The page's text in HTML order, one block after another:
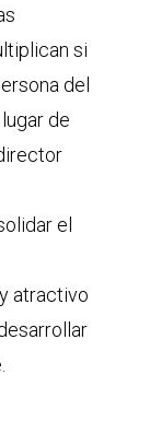
si
del
de
el
atractivo